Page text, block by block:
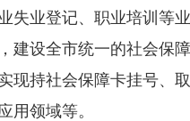
失业登记、职业培训等
建设全市统一的社会保
现持社会保障卡挂号、
用领域等。